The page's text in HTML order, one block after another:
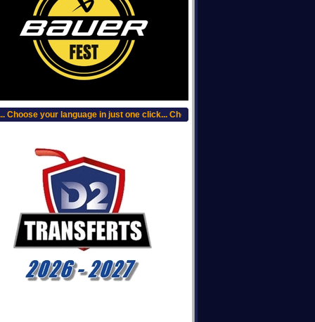
your language in just one click... Choisissez votre langue, clic plus